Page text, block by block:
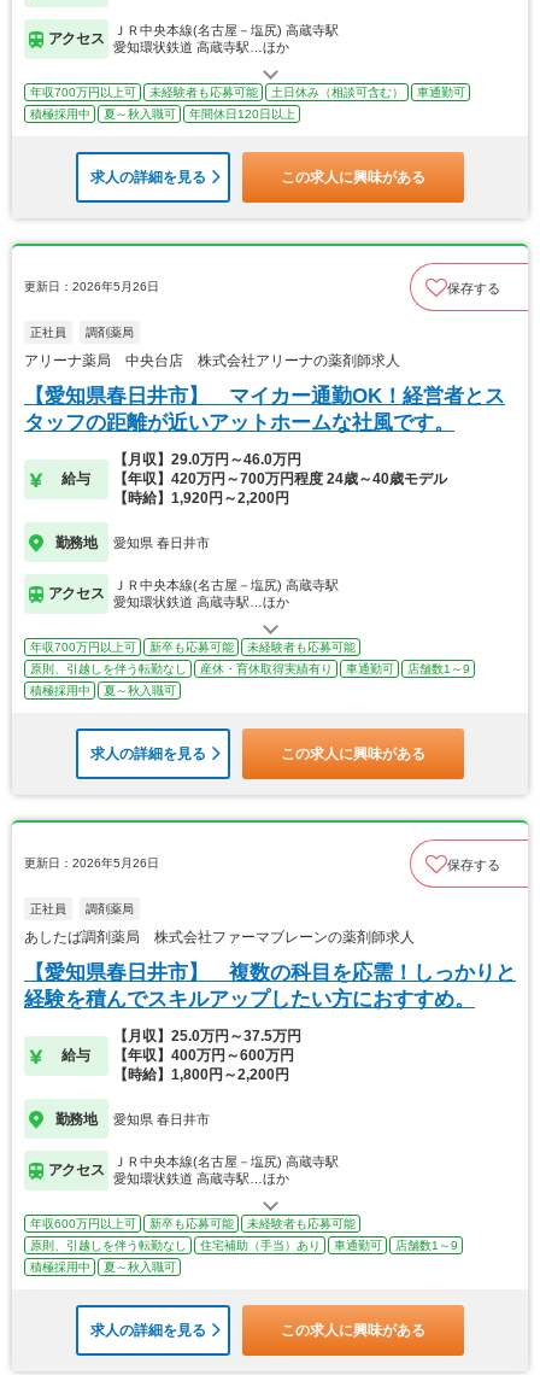
アクセス
ＪＲ中央本線(名古屋－塩尻) 高蔵寺駅
愛知環状鉄道 高蔵寺駅…ほか
年収700万円以上可 未経験者も応募可能 土日休み（相談可含む）
車通勤可
積極採用中
夏～秋入職可 年間休日120日以上
求人の詳細を見る この求人に興味がある
更新日：2026年5月26日 保存する
正社員 調剤薬局
アリーナ薬局 中央台店 株式会社アリーナの薬剤師求人
【愛知県春日井市】 マイカー通勤OK！経営者とス
タッフの距離が近いアットホームな社風です。
給与
【月収】29.0万円～46.0万円
【年収】420万円～700万円程度 24歳～40歳モデル
【時給】1,920円～2,200円
勤務地 愛知県 春日井市
アクセス
ＪＲ中央本線(名古屋－塩尻) 高蔵寺駅
愛知環状鉄道 高蔵寺駅…ほか
年収700万円以上可 新卒も応募可能
未経験者も応募可能
原則、引越しを伴う転勤なし
産休・育休取得実績有り 車通勤可
店舗数1～9
積極採用中
夏～秋入職可
求人の詳細を見る この求人に興味がある
更新日：2026年5月26日 保存する
正社員 調剤薬局
あしたば調剤薬局 株式会社ファーマブレーンの薬剤師求人
【愛知県春日井市】 複数の科目を応需！しっかりと
経験を積んでスキルアップしたい方におすすめ。
給与
【月収】25.0万円～37.5万円
【年収】400万円～600万円
【時給】1,800円～2,200円
勤務地 愛知県 春日井市
アクセス
ＪＲ中央本線(名古屋－塩尻) 高蔵寺駅
愛知環状鉄道 高蔵寺駅…ほか
年収600万円以上可 新卒も応募可能
未経験者も応募可能
原則、引越しを伴う転勤なし
住宅補助（手当）あり 車通勤可
店舗数1～9
積極採用中
夏～秋入職可
求人の詳細を見る この求人に興味がある